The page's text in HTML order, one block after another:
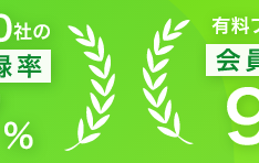
お気に入りに
ログインが必